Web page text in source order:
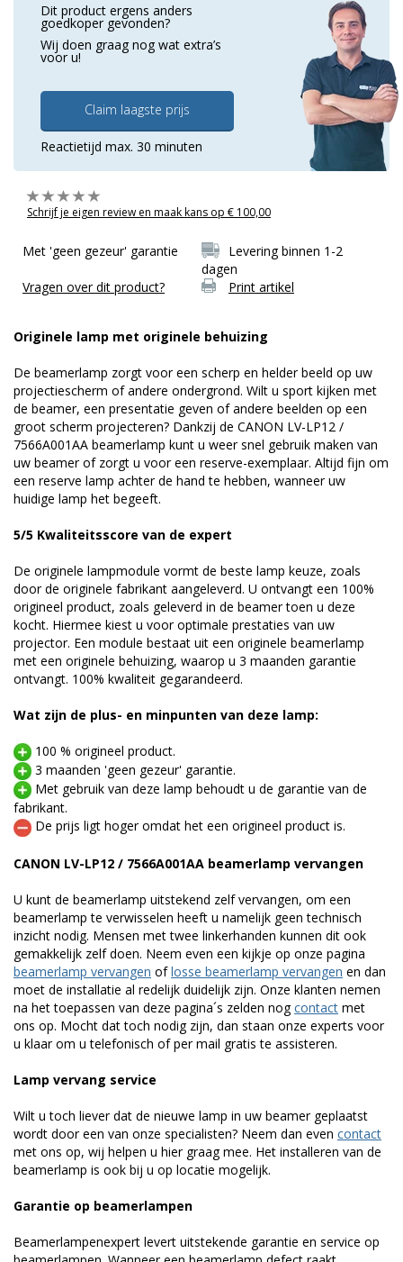
Dit product ergens anders
goedkoper gevonden?
Wij doen graag nog wat extra’s
voor u!
Claim laagste prijs
Reactietijd max. 30 minuten
Schrijf je eigen review en maak kans op € 100,00
Met 'geen gezeur' garantie
Levering binnen 1-2
dagen
Vragen over dit product?
Print artikel
Originele lamp met originele behuizing
De beamerlamp zorgt voor een scherp en helder beeld op uw
projectiescherm of andere ondergrond. Wilt u sport kijken met
de beamer, een presentatie geven of andere beelden op een
groot scherm projecteren? Dankzij de CANON LV-LP12 /
7566A001AA beamerlamp kunt u weer snel gebruik maken van
uw beamer of zorgt u voor een reserve-exemplaar. Altijd fijn om
een reserve lamp achter de hand te hebben, wanneer uw
huidige lamp het begeeft.
5/5 Kwaliteitsscore van de expert
De originele lampmodule vormt de beste lamp keuze, zoals
door de originele fabrikant aangeleverd. U ontvangt een 100%
origineel product, zoals geleverd in de beamer toen u deze
kocht. Hiermee kiest u voor optimale prestaties van uw
projector. Een module bestaat uit een originele beamerlamp
met een originele behuizing, waarop u 3 maanden garantie
ontvangt. 100% kwaliteit gegarandeerd.
Wat zijn de plus- en minpunten van deze lamp:
100 % origineel product.
3 maanden 'geen gezeur' garantie.
Met gebruik van deze lamp behoudt u de garantie van de
fabrikant.
De prijs ligt hoger omdat het een origineel product is.
CANON LV-LP12 / 7566A001AA beamerlamp vervangen
U kunt de beamerlamp uitstekend zelf vervangen, om een
beamerlamp te verwisselen heeft u namelijk geen technisch
inzicht nodig. Mensen met twee linkerhanden kunnen dit ook
gemakkelijk zelf doen. Neem even een kijkje op onze pagina
beamerlamp vervangen oflosse beamerlamp vervangen en dan
moet de installatie al redelijk duidelijk zijn. Onze klanten nemen
na het toepassen van deze pagina´s zelden nogcontact met
ons op. Mocht dat toch nodig zijn, dan staan onze experts voor
u klaar om u telefonisch of per mail gratis te assisteren.
Lamp vervang service
Wilt u toch liever dat de nieuwe lamp in uw beamer geplaatst
wordt door een van onze specialisten? Neem dan even contact
met ons op, wij helpen u hier graag mee. Het installeren van de
beamerlamp is ook bij u op locatie mogelijk.
Garantie op beamerlampen
Beamerlampenexpert levert uitstekende garantie en service op